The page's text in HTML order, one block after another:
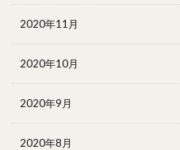
2020年11月
2020年10月
2020年9月
2020年8月